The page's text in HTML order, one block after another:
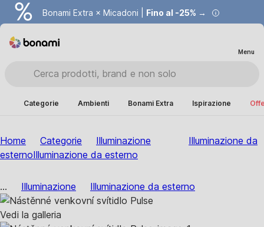
Bonami Extra × Micadoni | Fino al -25% →
Menu
Categorie Ambienti Bonami Extra Ispirazione
Home Categorie Illuminazione
Illuminazione da
esternoIlluminazione da esterno
... Illuminazione Illuminazione da esterno
Vedi la galleria